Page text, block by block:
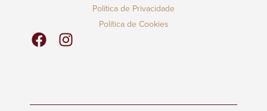
Política de Privacidade
Política de Cookies